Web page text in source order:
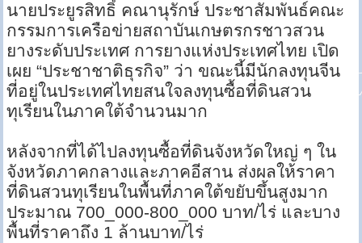
นายประยูรสิทธิ์ คณานุรักษ์ ประชาสัมพันธ์คณะ
กรรมการเครือข่ายสถาบันเกษตรกรชาวสวน
ยางระดับประเทศ การยางแห่งประเทศไทย เปิด
เผย “ประชาชาติธุรกิจ” ว่า ขณะนี้มีนักลงทุนจีน
ที่อยู่ในประเทศไทยสนใจลงทุนซื้อที่ดินสวน
ทุเรียนในภาคใต้จำนวนมาก
หลังจากที่ได้ไปลงทุนซื้อที่ดินจังหวัดใหญ่ ๆ ใน
จังหวัดภาคกลางและภาคอีสาน ส่งผลให้ราคา
ที่ดินสวนทุเรียนในพื้นที่ภาคใต้ขยับขึ้นสูงมาก
ประมาณ 700_000-800_000 บาท/ไร่ และบาง
พื้นที่ราคาถึง 1 ล้านบาท/ไร่